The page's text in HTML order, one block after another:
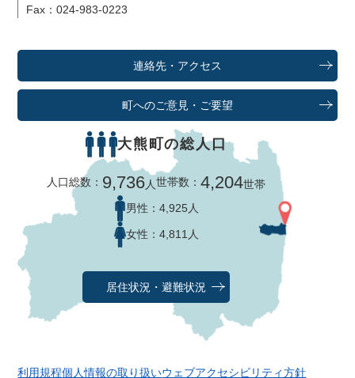
Fax：024-983-0223
連絡先・アクセス
町へのご意見・ご要望
大熊町の総人口
人口総数： 9,736人世帯数：4,204世帯
男性： 4,925人
女性： 4,811人
居住状況・避難状況
利用規程個人情報の取り扱いウェブアクセシビリティ方針